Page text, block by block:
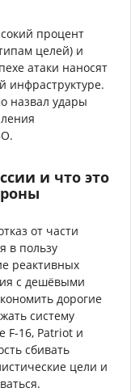
процент
целей) и
атаки наносят
назвал удары
и что это
от части
в пользу
реактивных
с дешёвыми
дорогие
систему
F-16, Patriot и
сбивать
цели и